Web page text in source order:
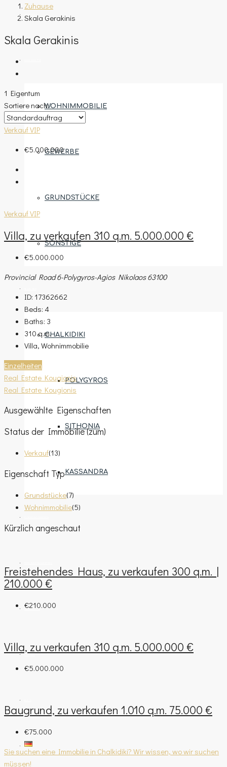
WOHNIMMOBILIE
GEWERBE
GRUNDSTÜCKE
SONSTIGE
CHALKIDIKI
POLYGYROS
SITHONIA
KASSANDRA
Zuhause
Skala Gerakinis
Skala Gerakinis
1 Eigentum
Sortiere nach:
VerkaufVIP
€5.000.000
VerkaufVIP
Villa, zu verkaufen 310 q.m. 5.000.000 €
€5.000.000
Provincial Road 6-Polygyros-Agios Nikolaos 63100
ID: 17362662
Beds: 4
Baths: 3
310 q.m.
Villa, Wohnimmobilie
Einzelheiten
Real Estate Kougionis
Real Estate Kougionis
Ausgewählte Eigenschaften
Status der Immobilie (zum)
Verkauf(13)
Eigenschaft Typ
Grundstücke(7)
Wohnimmobilie(5)
Kürzlich angeschaut
Freistehendes Haus, zu verkaufen 300 q.m. |
210.000 €
€210.000
Villa, zu verkaufen 310 q.m. 5.000.000 €
€5.000.000
Baugrund, zu verkaufen 1.010 q.m. 75.000 €
€75.000
Sie suchen eine Immobilie in Chalkidiki? Wir wissen, wo wir suchen
müssen!